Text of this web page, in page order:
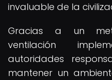
invaluable de la
Gracias a un
ventilación
autoridades
mantener un